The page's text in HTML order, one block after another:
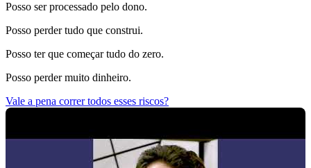
Posso ser processado pelo dono.
Posso perder tudo que construi.
Posso ter que começar tudo do zero.
Posso perder muito dinheiro.
Vale a pena correr todos esses riscos?